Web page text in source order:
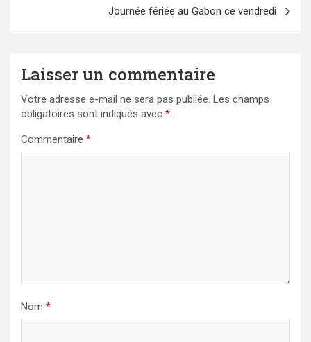
Journée fériée au Gabon ce vendredi
Laisser un commentaire
Votre adresse e-mail ne sera pas publiée. Les champs
obligatoires sont indiqués avec *
Commentaire *
Nom *